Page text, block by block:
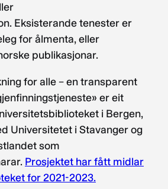
Eksisterande tenester er
for ålmenta, eller
publikasjonar.
for alle – en transparent
er eit
i Bergen,
Universitetet i Stavanger og
som
Prosjektet har fått midlar
for 2021-2023.